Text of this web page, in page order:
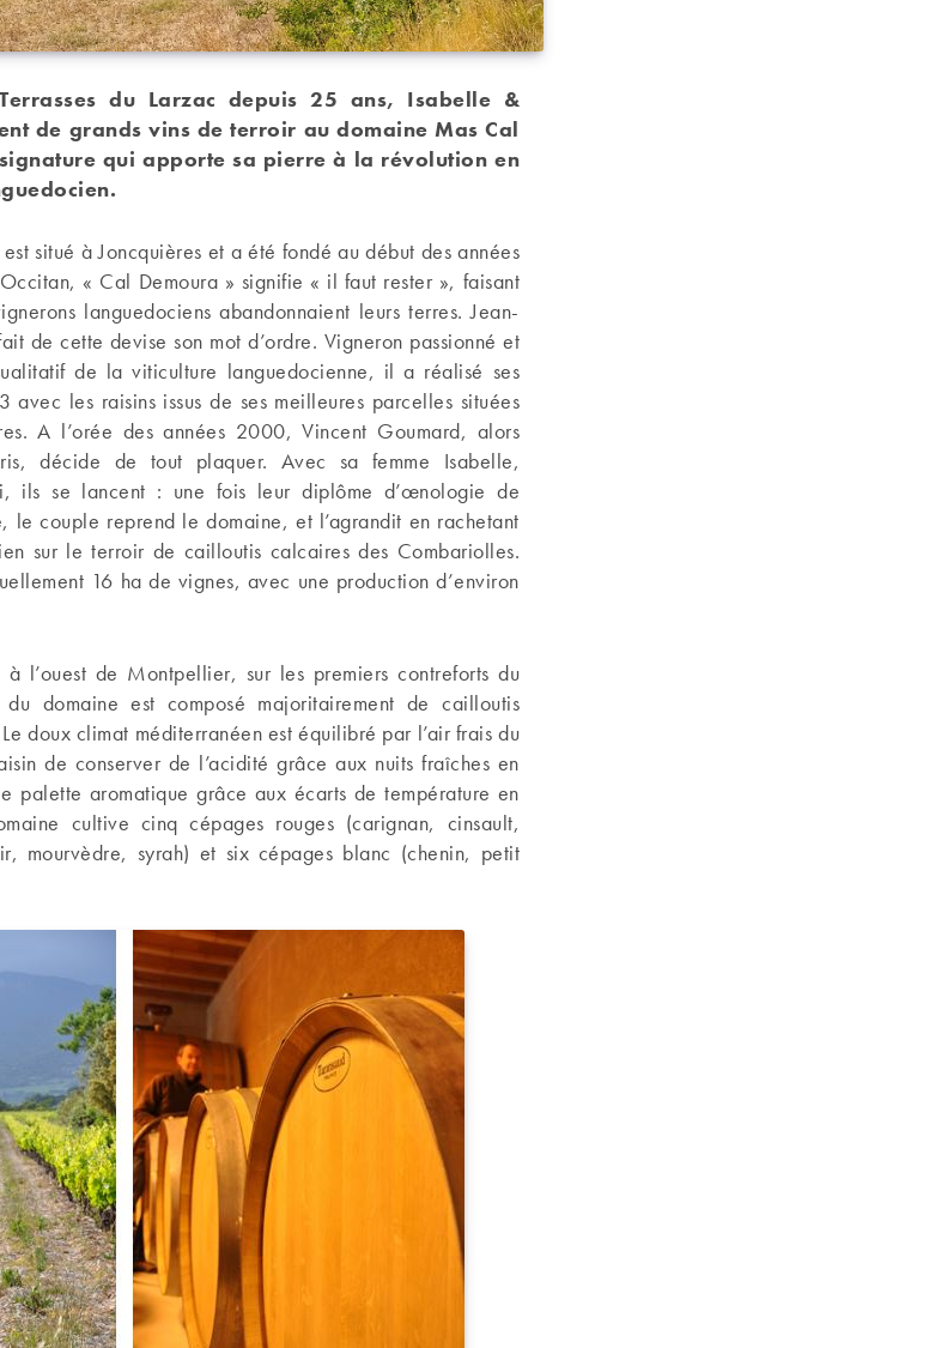
du Larzac depuis 25 ans, Isabelle &
de grands vins de terroir au domaine Mas Cal
qui apporte sa pierre à la révolution en
situé à Joncquières et a été fondé au début des années
« Cal Demoura » signifie « il faut rester », faisant
languedociens abandonnaient leurs terres. Jean-
de cette devise son mot d’ordre. Vigneron passionné et
de la viticulture languedocienne, il a réalisé ses
avec les raisins issus de ses meilleures parcelles situées
A l’orée des années 2000, Vincent Goumard, alors
décide de tout plaquer. Avec sa femme Isabelle,
ils se lancent : une fois leur diplôme d’œnologie de
le couple reprend le domaine, et l’agrandit en rachetant
sur le terroir de cailloutis calcaires des Combariolles.
16 ha de vignes, avec une production d’environ
l’ouest de Montpellier, sur les premiers contreforts du
domaine est composé majoritairement de cailloutis
doux climat méditerranéen est équilibré par l’air frais du
de conserver de l’acidité grâce aux nuits fraîches en
palette aromatique grâce aux écarts de température en
cultive cinq cépages rouges (carignan, cinsault,
mourvèdre, syrah) et six cépages blanc (chenin, petit